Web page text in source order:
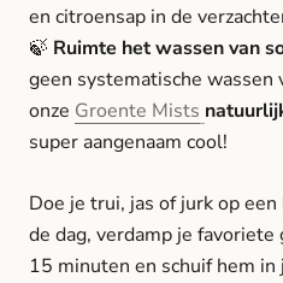
en citroensap in de
🍃 Ruimte het wassen van
geen systematische wassen
onze Groente Mists
super aangenaam cool!
Doe je trui, jas of jurk op
de dag, verdamp je
15 minuten en schuif hem in